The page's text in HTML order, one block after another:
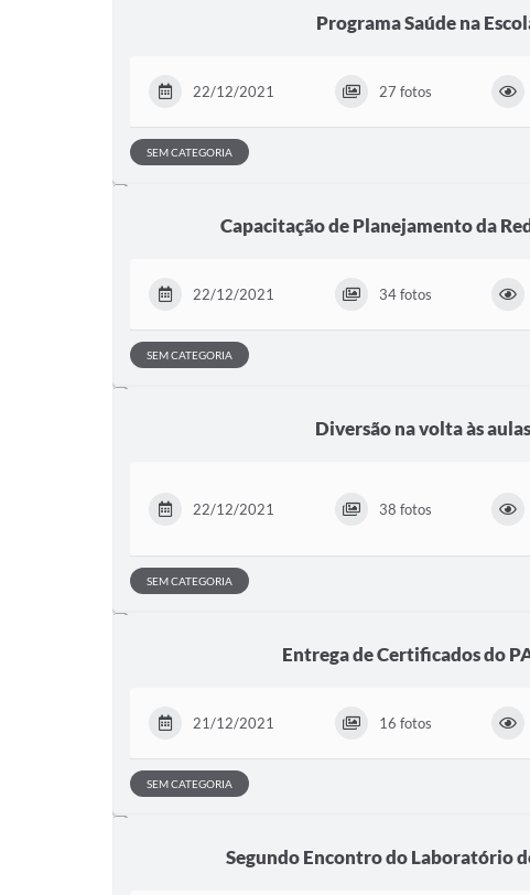
Programa Saúde na
22/12/2021 27 fotos
SEM CATEGORIA
Capacitação de Planejamento da
22/12/2021 34 fotos
SEM CATEGORIA
Diversão na volta às
22/12/2021 38 fotos
SEM CATEGORIA
Entrega de Certificados do
21/12/2021 16 fotos
SEM CATEGORIA
Segundo Encontro do Laboratório